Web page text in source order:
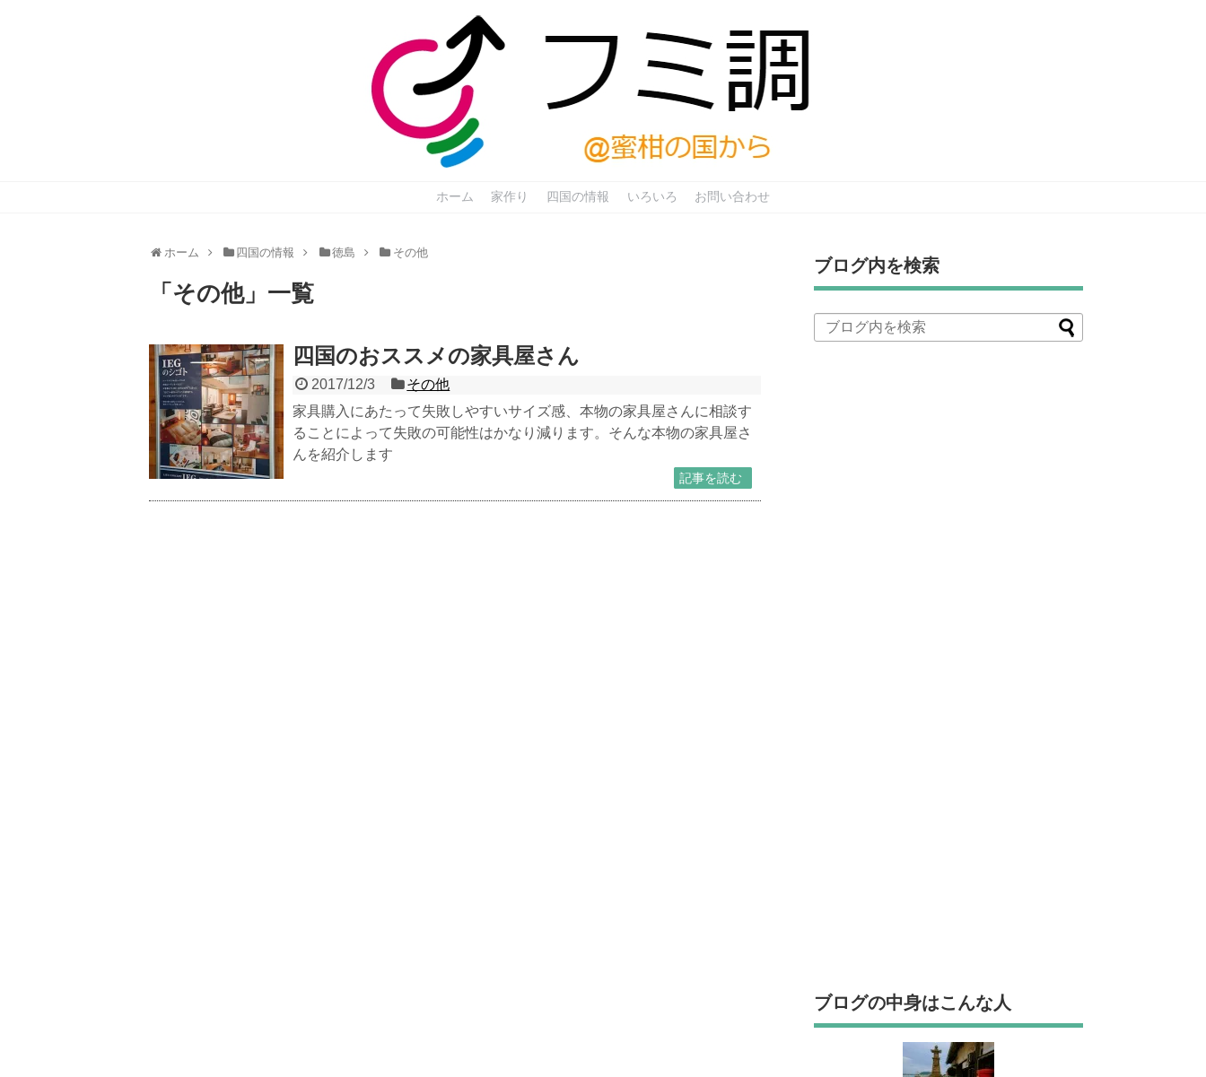
ホーム 家作り 四国の情報 いろいろ お問い合わせ
ホーム 四国の情報 徳島 その他
「 その他」 一覧
四国のおススメの家具屋さん
2017/12/3
その他
家具購入にあたって失敗しやすいサイズ感、本物の家具屋さんに相談す
ることによって失敗の可能性はかなり減ります。そんな本物の家具屋さ
んを紹介します
記事を読む
ブログ内を検索
ブログの中身はこんな人